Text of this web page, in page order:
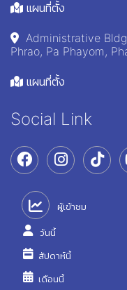
แผนที่ตั้ง
Administrative
Phrao, Pa Phayom,
แผนที่ตั้ง
Social Link
ผู้เข้าชม
วันนี้
สัปดาห์นี้
เดือนนี้